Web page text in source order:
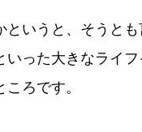
いうと、そうと
った大きなライ
ろです。